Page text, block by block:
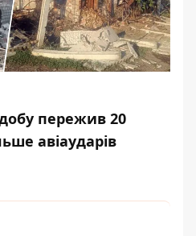
пережив 20
авіаударів